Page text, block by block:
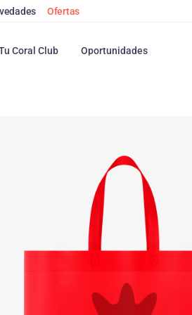
Ofertas
Coral Club Oportunidades